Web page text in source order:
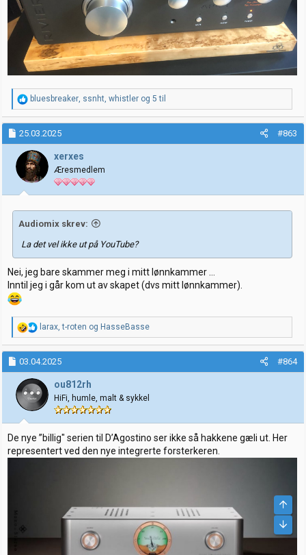
R
e
a
k
s
j
o
n
e
r
bluesbreaker, ssnht, whistler og 5 til
25.03.2025 #863
xerxes
Æresmedlem
Audiomix skrev:
La det vel ikke ut på YouTube?
Nei, jeg bare skammer meg i mitt lønnkammer …
Inntil jeg i går kom ut av skapet (dvs mitt lønnkammer).
R
e
a
k
s
j
o
n
r
:
larax,t-roten og HasseBasse
03.04.2025 #864
ou812rh
HiFi, humle, malt & sykkel
De nye ”billig" serien til D’Agostino ser ikke så hakkene gæli ut. Her
representert ved den nye integrerte forsterkeren.